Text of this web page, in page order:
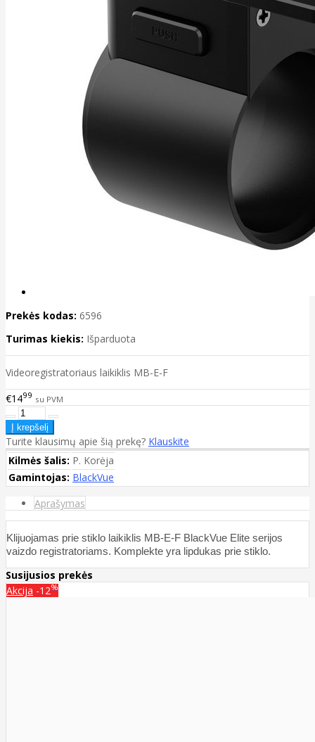
Prekės kodas: 6596
Turimas kiekis: Išparduota
Videoregistratoriaus laikiklis MB-E-F
€1499 su PVM
Turite klausimų apie šią prekę? Klauskite
Kilmės šalis: P. Korėja
Gamintojas: BlackVue
Aprašymas
Klijuojamas prie stiklo laikiklis MB-E-F BlackVue Elite serijos
vaizdo registratoriams. Komplekte yra lipdukas prie stiklo.
Susijusios prekės
Akcija -12%